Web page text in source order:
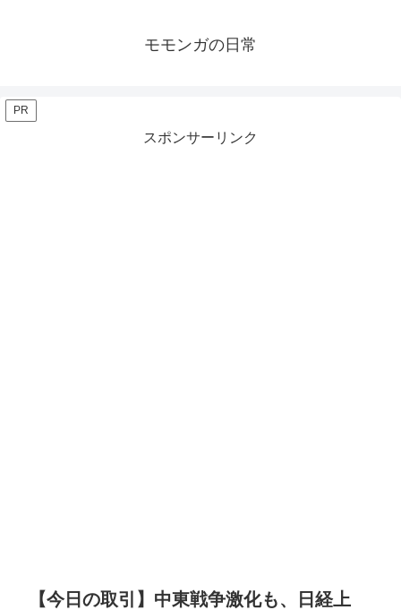
モモンガの日常
PR
スポンサーリンク
【今日の取引】中東戦争激化も、日経上